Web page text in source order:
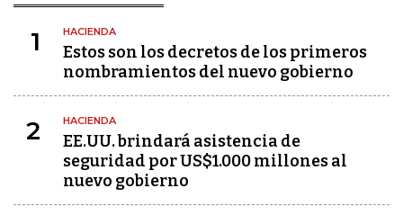
1 HACIENDA
Estos son los decretos de los primeros
nombramientos del nuevo gobierno
2 HACIENDA
EE.UU. brindará asistencia de
seguridad por US$1.000 millones al
nuevo gobierno